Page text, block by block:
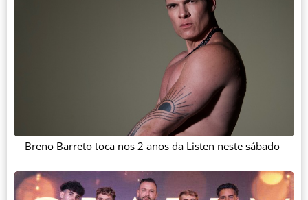
Breno Barreto toca nos 2 anos da Listen neste sábado